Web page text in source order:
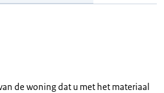
de woning dat u met het materiaal